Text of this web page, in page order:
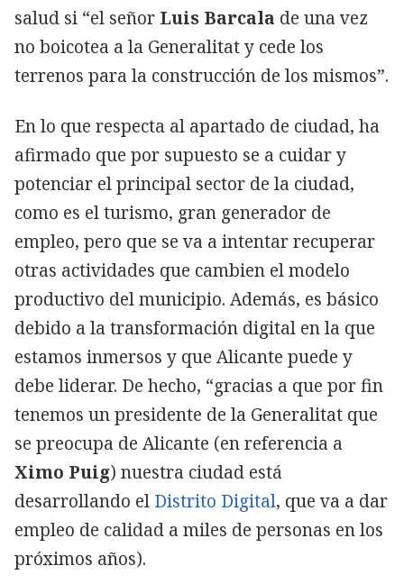
salud si “el señor Luis Barcala de una vez
no boicotea a la Generalitat y cede los
terrenos para la construcción de los mismos”.
En lo que respecta al apartado de ciudad, ha
afirmado que por supuesto se a cuidar y
potenciar el principal sector de la ciudad,
como es el turismo, gran generador de
empleo, pero que se va a intentar recuperar
otras actividades que cambien el modelo
productivo del municipio. Además, es básico
debido a la transformación digital en la que
estamos inmersos y que Alicante puede y
debe liderar. De hecho, “gracias a que por fin
tenemos un presidente de la Generalitat que
se preocupa de Alicante (en referencia a
Ximo Puig) nuestra ciudad está
desarrollando el Distrito Digital, que va a dar
empleo de calidad a miles de personas en los
próximos años).